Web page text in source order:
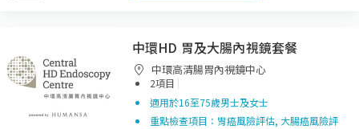
中環HD 胃及大腸內視鏡套餐
中環高清腸胃內視鏡中心
2項目 |
適用於16至75歲男士及女士
重點檢查項目：胃癌風險評估, 大腸癌風險評